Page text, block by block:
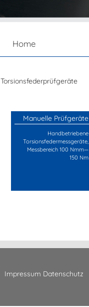
Home
Torsionsfederprüfgeräte
Manuelle Prüfgeräte
Handbetriebene
Torsionsfedermessgeräte,
Messbereich 100 Nmm—
150 Nm
Impressum Datenschutz